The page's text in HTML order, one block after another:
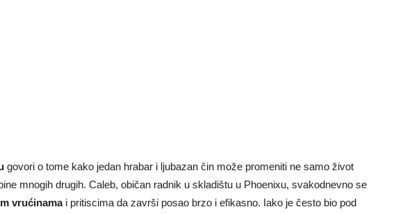
govori o tome kako jedan hrabar i ljubazan čin može promeniti ne samo život
mnogih drugih. Caleb, običan radnik u skladištu u Phoenixu, svakodnevno se
vrućinamai pritiscima da završi posao brzo i efikasno. Iako je često bio pod